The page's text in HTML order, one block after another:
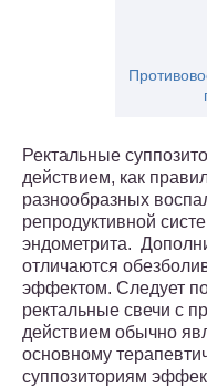
Ректальные
действием, как
разнообразных
репродуктивной
эндометрита.
отличаются
эффектом. Следует
ректальные свечи с
действием обычно
основному
суппозиториям